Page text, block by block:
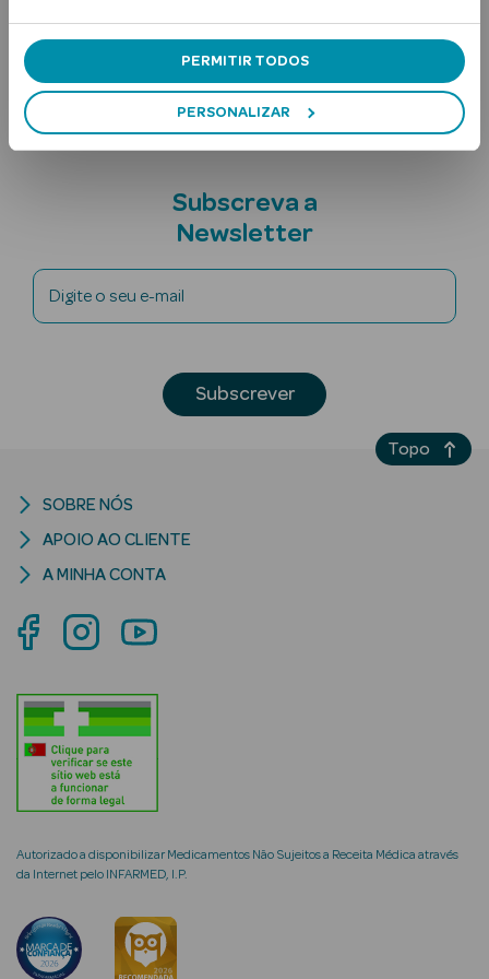
PERMITIR TODOS
PERSONALIZAR
Corpo
Rosto e
Cosmética
Rosto
Hidratantes
Creme de Olhos
Anti-
envelhecimento
Nota adicional
Subscreva a
Newsletter
Digite o seu e-mail
Subscrever
Autorizado a disponibilizar Medicamentos Não Sujeitos a Receita Médica através
da Internet pelo INFARMED, I.P.
SOBRE NÓS
APOIO AO CLIENTE
A MINHA CONTA
Topo